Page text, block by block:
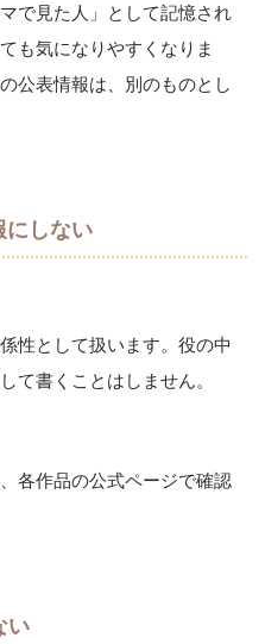
で見た人」として記憶され
も気になりやすくなりま
公表情報は、別のものとし
にしない
性として扱います。役の中
て書くことはしません。
各作品の公式ページで確認
い